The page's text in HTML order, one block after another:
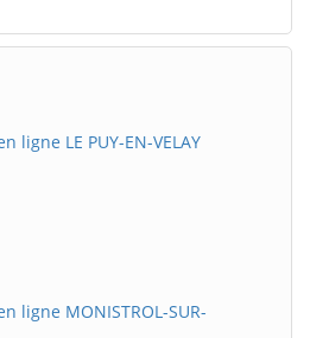
ligne LE PUY-EN-VELAY
ligne MONISTROL-SUR-